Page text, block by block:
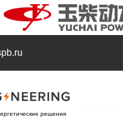
решения